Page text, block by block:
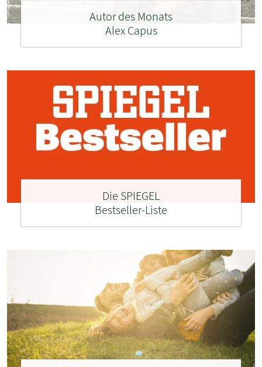
Autor des Monats
Alex Capus
Die SPIEGEL
Bestseller-Liste